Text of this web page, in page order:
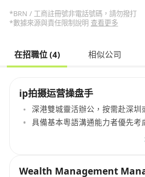
*BRN / 工商註冊號非電話號碼，請勿撥打
*數據來源與責任限制說明 查看更多
在招職位 (4) 相似公司
ip拍摄运营操盘手
深港雙城靈活辦公，按需赴深圳
具備基本粵語溝通能力者優先考
Wealth Management